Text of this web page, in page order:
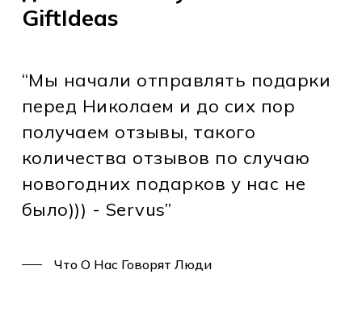
GiftIdeas
“Мы начали отправлять подарки
перед Николаем и до сих пор
получаем отзывы, такого
количества отзывов по случаю
новогодних подарков у нас не
было))) - Servus”
Что О Нас Говорят Люди